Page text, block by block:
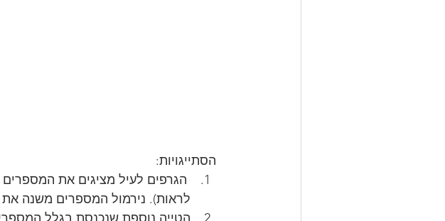
הסתייגויות:
הגרפים לעיל מציגים את
לראות). נירמול המספרים משנה